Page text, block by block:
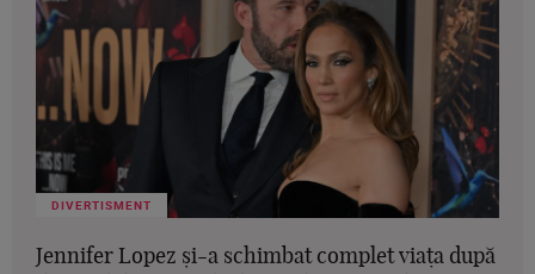
DIVERTISMENT
Jennifer Lopez și-a schimbat complet viața după